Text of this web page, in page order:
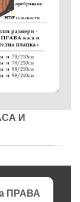
И
ПРАВА